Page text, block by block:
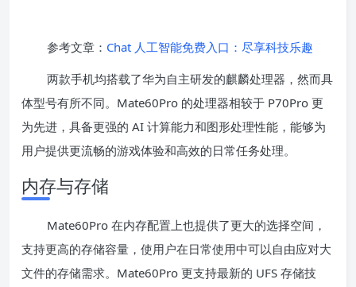
参考文章： Chat 人工智能免费入口：尽享科技乐趣
两款手机均搭载了华为自主研发的麒麟处理器，然而具
体型号有所不同。Mate60Pro 的处理器相较于 P70Pro 更
为先进，具备更强的 AI 计算能力和图形处理性能，能够为
用户提供更流畅的游戏体验和高效的日常任务处理。
内存与存储
Mate60Pro 在内存配置上也提供了更大的选择空间，
支持更高的存储容量，使用户在日常使用中可以自由应对大
文件的存储需求。Mate60Pro 更支持最新的 UFS 存储技